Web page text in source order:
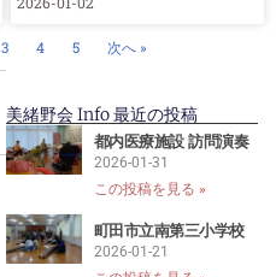
3 4 5 次へ »
美緒野会 Info 最近の投稿
都内医療施設 訪問演奏
2026-01-31
この投稿を見る »
町田市立南第三小学校
2026-01-21